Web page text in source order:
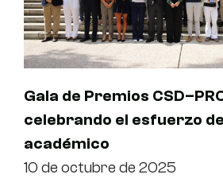
Gala de Premios
celebrando el esfuerzo
académico
10 de octubre de 2025